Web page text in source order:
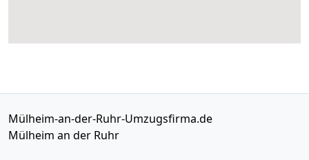
Mülheim-an-der-Ruhr-Umzugsfirma.de
Mülheim an der Ruhr